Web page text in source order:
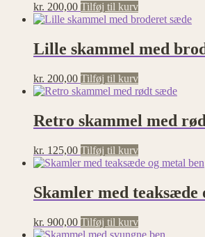
kr. 200,00 Tilføj til kurv
Lille skammel med
kr. 200,00 Tilføj til kurv
Retro skammel med
kr. 125,00 Tilføj til kurv
Skamler med teaksæde
kr. 900,00 Tilføj til kurv